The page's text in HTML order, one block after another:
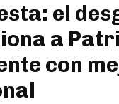
el
a
con